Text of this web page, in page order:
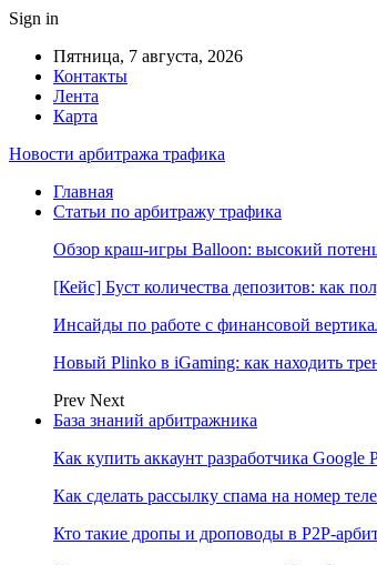
Sign in
Пятница, 7 августа, 2026
Контакты
Лента
Карта
Новости арбитража трафика
Главная
Статьи по арбитражу трафика
Обзор краш-игры Balloon: высокий
[Кейс] Буст количества депозитов: как
Инсайды по работе с финансовой
Новый Plinko в iGaming: как находить
Prev Next
База знаний арбитражника
Как купить аккаунт разработчика Google
Как сделать рассылку спама на номер
Кто такие дропы и дроповоды в P2P-